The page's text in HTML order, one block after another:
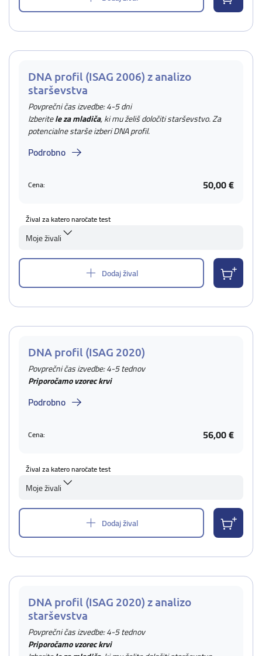
DNA profil (ISAG 2006) z analizo
starševstva
Povprečni čas izvedbe: 4-5 dni
Izberitele za mladiča, ki mu želiš določiti starševstvo. Za
potencialne starše izberi DNA profil.
Podrobno
Cena: 50,00 €
Žival za katero naročate test
Moje živali
Dodaj žival
DNA profil (ISAG 2020)
Povprečni čas izvedbe: 4-5 tednov
Priporočamo vzorec krvi
Podrobno
Cena: 56,00 €
Žival za katero naročate test
Moje živali
Dodaj žival
DNA profil (ISAG 2020) z analizo
starševstva
Povprečni čas izvedbe: 4-5 tednov
Priporočamo vzorec krvi